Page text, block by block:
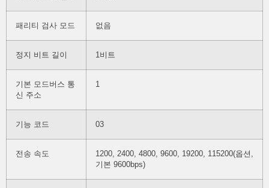
패리티 검사 모드 없음
정지 비트 길이 1비트
기본 모드버스 통
신 주소
1
기능 코드 03
전송 속도
1200, 2400, 4800, 9600, 19200, 115200(옵션,
기본 9600bps)